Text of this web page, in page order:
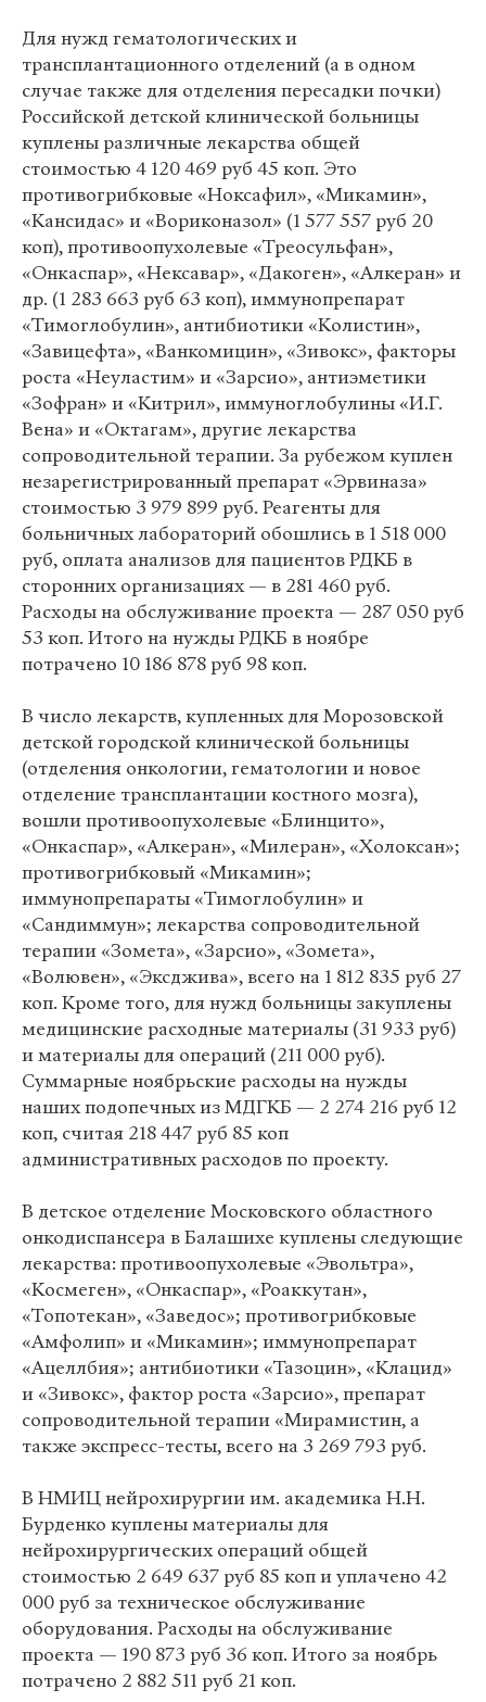
Для нужд гематологических и
трансплантационного отделений (а в одном
случае также для отделения пересадки почки)
Российской детской клинической больницы
куплены различные лекарства общей
стоимостью 4 120 469 руб 45 коп. Это
противогрибковые «Ноксафил», «Микамин»,
«Кансидас» и «Вориконазол» (1 577 557 руб 20
коп), противоопухолевые «Треосульфан»,
«Онкаспар», «Нексавар», «Дакоген», «Алкеран» и
др. (1 283 663 руб 63 коп), иммунопрепарат
«Тимоглобулин», антибиотики «Колистин»,
«Завицефта», «Ванкомицин», «Зивокс», факторы
роста «Неуластим» и «Зарсио», антиэметики
«Зофран» и «Китрил», иммуноглобулины «И.Г.
Вена» и «Октагам», другие лекарства
сопроводительной терапии. За рубежом куплен
незарегистрированный препарат «Эрвиназа»
стоимостью 3 979 899 руб. Реагенты для
больничных лабораторий обошлись в 1 518 000
руб, оплата анализов для пациентов РДКБ в
сторонних организациях — в 281 460 руб.
Расходы на обслуживание проекта — 287 050 руб
53 коп. Итого на нужды РДКБ в ноябре
потрачено 10 186 878 руб 98 коп.
В число лекарств, купленных для Морозовской
детской городской клинической больницы
(отделения онкологии, гематологии и новое
отделение трансплантации костного мозга),
вошли противоопухолевые «Блинцито»,
«Онкаспар», «Алкеран», «Милеран», «Холоксан»;
противогрибковый «Микамин»;
иммунопрепараты «Тимоглобулин» и
«Сандиммун»; лекарства сопроводительной
терапии «Зомета», «Зарсио», «Зомета»,
«Волювен», «Эксджива», всего на 1 812 835 руб 27
коп. Кроме того, для нужд больницы закуплены
медицинские расходные материалы (31 933 руб)
и материалы для операций (211 000 руб).
Суммарные ноябрьские расходы на нужды
наших подопечных из МДГКБ — 2 274 216 руб 12
коп, считая 218 447 руб 85 коп
административных расходов по проекту.
В детское отделение Московского областного
онкодиспансера в Балашихе куплены следующие
лекарства: противоопухолевые «Эвольтра»,
«Космеген», «Онкаспар», «Роаккутан»,
«Топотекан», «Заведос»; противогрибковые
«Амфолип» и «Микамин»; иммунопрепарат
«Ацеллбия»; антибиотики «Тазоцин», «Клацид»
и «Зивокс», фактор роста «Зарсио», препарат
сопроводительной терапии «Мирамистин, а
также экспресс-тесты, всего на 3 269 793 руб.
В НМИЦ нейрохирургии им. академика Н.Н.
Бурденко куплены материалы для
нейрохирургических операций общей
стоимостью 2 649 637 руб 85 коп и уплачено 42
000 руб за техническое обслуживание
оборудования. Расходы на обслуживание
проекта — 190 873 руб 36 коп. Итого за ноябрь
потрачено 2 882 511 руб 21 коп.